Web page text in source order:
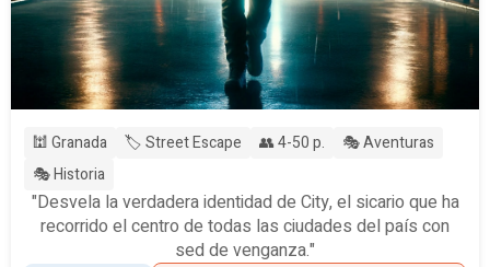
🕍 Granada 🏷️ Street Escape 👥 4-50 p.
🎭 Aventuras
🎭 Historia
"Desvela la verdadera identidad de City, el sicario que ha
recorrido el centro de todas las ciudades del país con
sed de venganza."